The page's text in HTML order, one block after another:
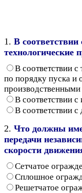
1. В
технологические
В соответствии
по порядку пуска и
В соответствии
В соответствии
2. Что должны
передачи
скорости
Сетчатое
Сплошное
Решетчатое